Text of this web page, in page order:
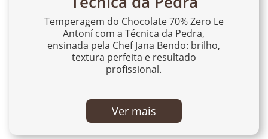
Temperagem do Chocolate 70% Zero Le
Antoní com a Técnica da Pedra,
ensinada pela Chef Jana Bendo: brilho,
textura perfeita e resultado
profissional.
Ver mais